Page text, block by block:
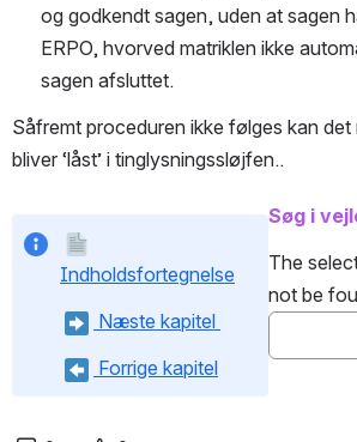
og godkendt sagen, uden at sagen
ERPO, hvorved matriklen ikke
sagen afsluttet.
Såfremt proceduren ikke følges kan det
bliver ‘låst’ i tinglysningssløjfen..
Indholdsfortegnelse
Næste kapitel
Forrige kapitel
Søg i
The
not be